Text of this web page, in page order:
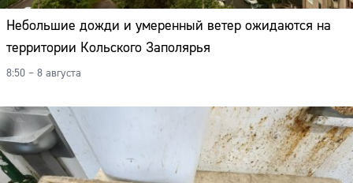
Небольшие дожди и умеренный ветер ожидаются на
территории Кольского Заполярья
8:50 – 8 августа
Адрес:
Телефон: